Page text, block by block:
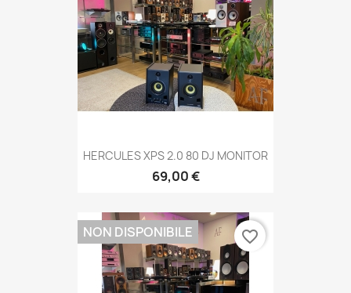
HERCULES XPS 2.0 80 DJ MONITOR
69,00 €
NON DISPONIBILE favorite_border